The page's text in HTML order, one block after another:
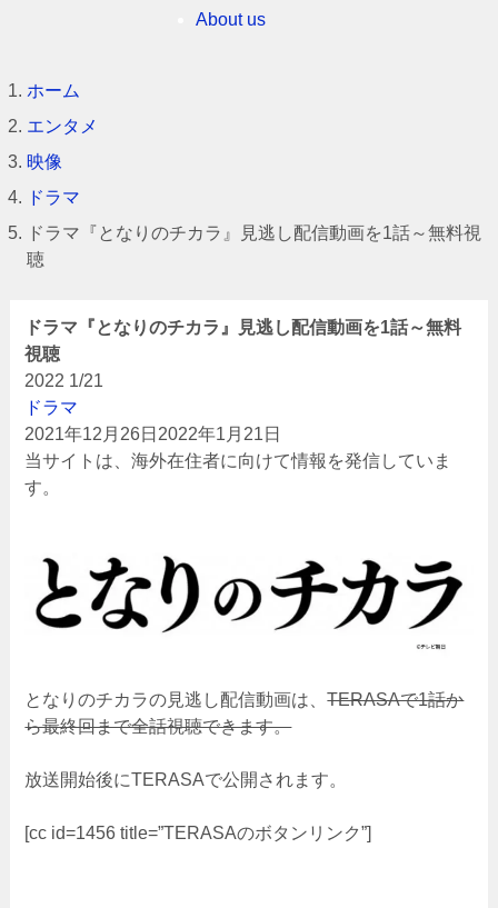
About us
ホーム
エンタメ
映像
ドラマ
ドラマ『となりのチカラ』見逃し配信動画を1話～無料視
聴
ドラマ『となりのチカラ』見逃し配信動画を1話～無料
視聴
2022 1/21
ドラマ
2021年12月26日2022年1月21日
当サイトは、海外在住者に向けて情報を発信していま
す。
となりのチカラの見逃し配信動画は、TERASAで1話か
ら最終回まで全話視聴できます。
放送開始後にTERASAで公開されます。
[cc id=1456 title=”TERASAのボタンリンク”]